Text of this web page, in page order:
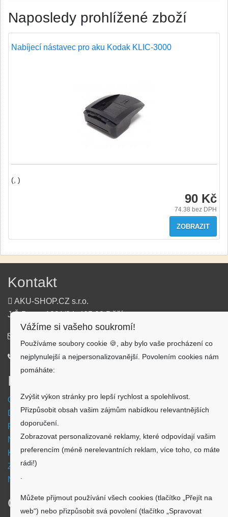
Naposledy prohlížené zboží
Nabíjecí nástavec pro aku Kodak KLIC-3000
(, )
90 Kč
74.38 bez DPH
ZOBRAZIT
Kontakt
AKU-SHOP.CZ s.r.o.
J.Š.Baara 1331/34, 405 02 Děčín
720 500 500
Informace
Obchodní podmínky
Doprava a platba
Reklamační formulář
Nastavení cookies
Kde nás najdete
Zpětný odběr vysloužilých elektrozařízení
Návod - akumulátory
O nákupu
Vážíme si vašeho soukromí!
Používáme soubory cookie 🍪, aby bylo vaše procházení co
nejplynulejší a nejpersonalizovanější. Povolením cookies nám
pomáháte:
Zvýšit výkon stránky pro lepší rychlost a spolehlivost.
Přizpůsobit obsah vašim zájmům nabídkou relevantnějších
doporučení.
Zobrazovat personalizované reklamy, které odpovídají vašim
preferencím (méně nerelevantních reklam, více toho, co máte
rádi!)
Můžete přijmout používání všech cookies (tlačítko „Přejít na
web“) nebo přizpůsobit svá povolení (tlačítko „Spravovat